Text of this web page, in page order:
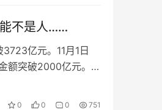
不是人……
亿元。11月1日
额突破2000亿元。双
0 0 0 751